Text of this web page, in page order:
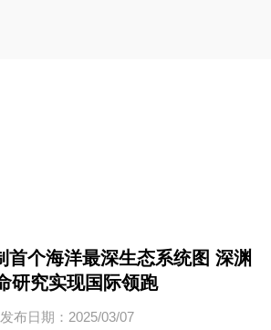
首个海洋最深生态系统图 深渊
研究实现国际领跑
发布日期：2025/03/07